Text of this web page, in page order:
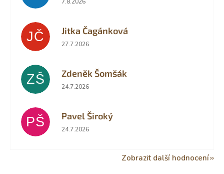
JČ Jitka Čagánková
Hodnocení obchodu je 5 z 5 hvězdiček.
27.7.2026
ZŠ Zdeněk Šomšák
Hodnocení obchodu je 5 z 5 hvězdiček.
24.7.2026
PŠ Pavel Široký
Hodnocení obchodu je 5 z 5 hvězdiček.
24.7.2026
Zobrazit další hodnocení